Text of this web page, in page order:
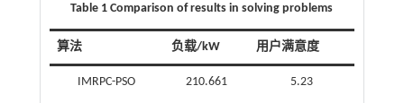
Table 1 Comparison of results in solving problems
算法 负载/kW 用户满意度
IMRPC-PSO 210.661 5.23